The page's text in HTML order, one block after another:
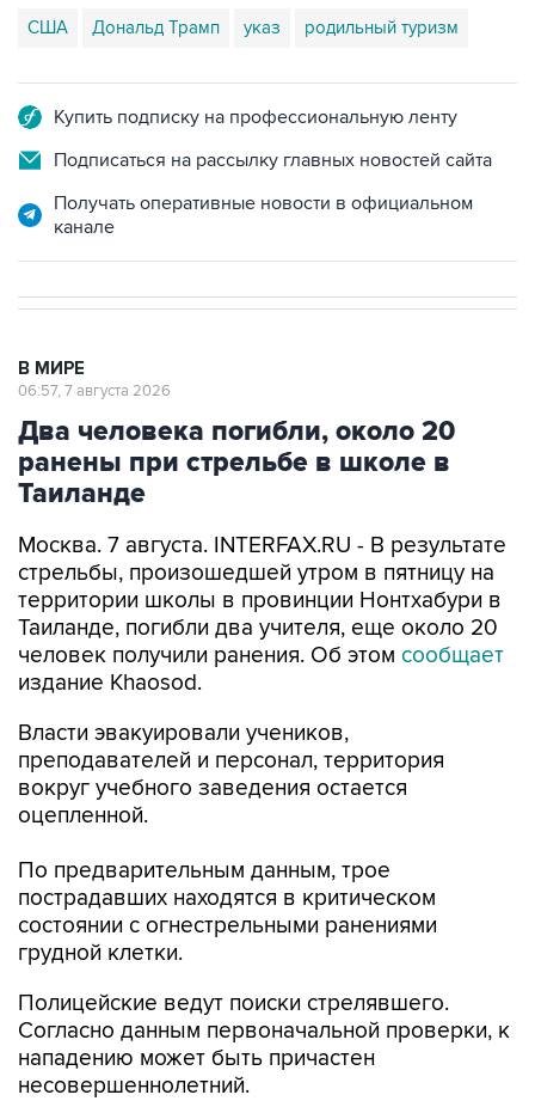
США Дональд Трамп указ родильный туризм
Купить подписку на профессиональную ленту
Подписаться на рассылку главных новостей сайта
Получать оперативные новости в официальном
канале
В МИРЕ
06:57, 7 августа 2026
Два человека погибли, около 20
ранены при стрельбе в школе в
Таиланде
Москва. 7 августа. INTERFAX.RU - В результате
стрельбы, произошедшей утром в пятницу на
территории школы в провинции Нонтхабури в
Таиланде, погибли два учителя, еще около 20
человек получили ранения. Об этом сообщает
издание Khaosod.
Власти эвакуировали учеников,
преподавателей и персонал, территория
вокруг учебного заведения остается
оцепленной.
По предварительным данным, трое
пострадавших находятся в критическом
состоянии с огнестрельными ранениями
грудной клетки.
Полицейские ведут поиски стрелявшего.
Согласно данным первоначальной проверки, к
нападению может быть причастен
несовершеннолетний.